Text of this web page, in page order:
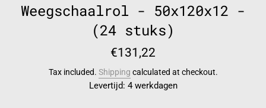
Weegschaalrol - 50x120x12 -
(24 stuks)
Regular
€131,22
Tax included. Shipping calculated at checkout.
Levertijd: 4 werkdagen